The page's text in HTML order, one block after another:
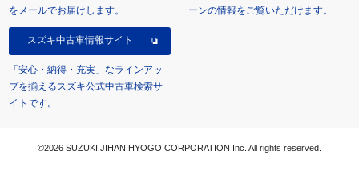
をメールでお届けします。
ーンの情報をご覧いただけます。
スズキ中古車情報サイト
「安心・納得・充実」なラインアッ
プを揃えるスズキ公式中古車検索サ
イトです。
©2026 SUZUKI JIHAN HYOGO CORPORATION Inc. All rights reserved.